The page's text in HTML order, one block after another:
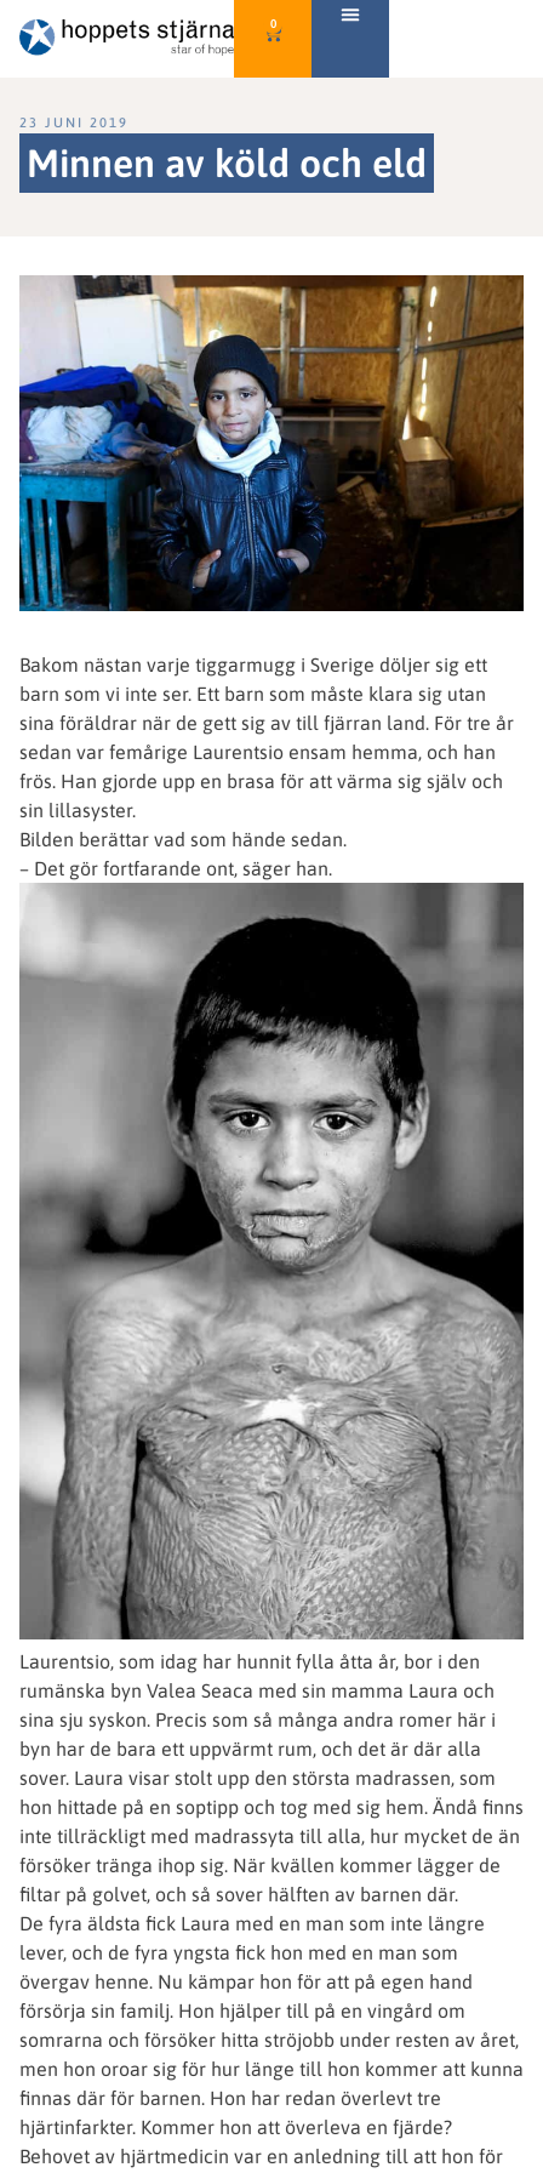
0
23 JUNI 2019
Minnen av köld och eld
Bakom nästan varje tiggarmugg i Sverige döljer sig ett
barn som vi inte ser. Ett barn som måste klara sig utan
sina föräldrar när de gett sig av till fjärran land. För tre år
sedan var femårige Laurentsio ensam hemma, och han
frös. Han gjorde upp en brasa för att värma sig själv och
sin lillasyster.
Bilden berättar vad som hände sedan.
– Det gör fortfarande ont, säger han.
Laurentsio, som idag har hunnit fylla åtta år, bor i den
rumänska byn Valea Seaca med sin mamma Laura och
sina sju syskon. Precis som så många andra romer här i
byn har de bara ett uppvärmt rum, och det är där alla
sover. Laura visar stolt upp den största madrassen, som
hon hittade på en soptipp och tog med sig hem. Ändå finns
inte tillräckligt med madrassyta till alla, hur mycket de än
försöker tränga ihop sig. När kvällen kommer lägger de
filtar på golvet, och så sover hälften av barnen där.
De fyra äldsta fick Laura med en man som inte längre
lever, och de fyra yngsta fick hon med en man som
övergav henne. Nu kämpar hon för att på egen hand
försörja sin familj. Hon hjälper till på en vingård om
somrarna och försöker hitta ströjobb under resten av året,
men hon oroar sig för hur länge till hon kommer att kunna
finnas där för barnen. Hon har redan överlevt tre
hjärtinfarkter. Kommer hon att överleva en fjärde?
Behovet av hjärtmedicin var en anledning till att hon för